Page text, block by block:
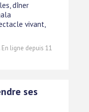
dîner
vivant,
En ligne depuis 11
ses